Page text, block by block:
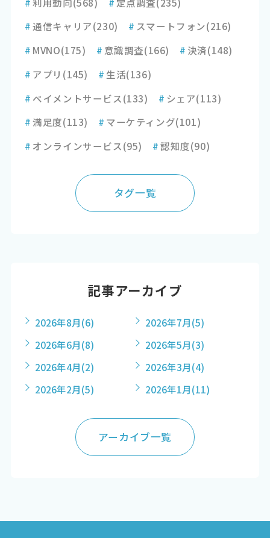
#通信キャリア(230) # スマートフォン(216)
# MVNO(175) # 意識調査(166) # 決済(148)
# アプリ (145) # 生活(136)
# ペイメントサービス(133) # シェア(113)
#満足度(113) # マーケティング(101)
# オンラインサービス(95) #認知度(90)
タグ一覧
記事アーカイブ
2026年8月(6) 2026年7月(5)
2026年6月(8) 2026年5月(3)
2026年4月(2) 2026年3月(4)
2026年2月(5) 2026年1月(11)
アーカイブ一覧